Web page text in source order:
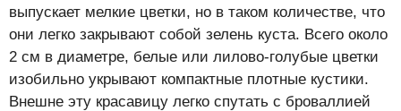
выпускает мелкие цветки, но в таком количестве, что
они легко закрывают собой зелень куста. Всего около
2 см в диаметре, белые или лилово-голубые цветки
изобильно укрывают компактные плотные кустики.
Внешне эту красавицу легко спутать с броваллией